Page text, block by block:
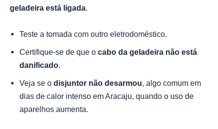
geladeira está ligada.
Teste a tomada com outro eletrodoméstico.
Certifique-se de que o cabo da geladeira não está
danificado
Veja se o disjuntor não desarmou , algo comum em
dias de calor intenso em Aracaju, quando o uso de
aparelhos aumenta.